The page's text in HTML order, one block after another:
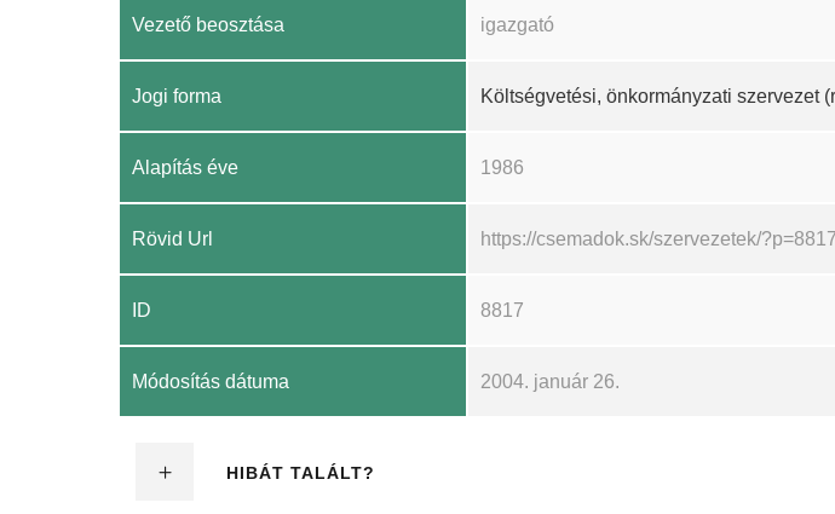
Vezető beosztása igazgató
Jogi forma Költségvetési, önkormányzati szervezet
Alapítás éve 1986
Rövid Url https://csemadok.sk/szervezetek/?p=8817
ID 8817
Módosítás dátuma 2004. január 26.
HIBÁT TALÁLT?